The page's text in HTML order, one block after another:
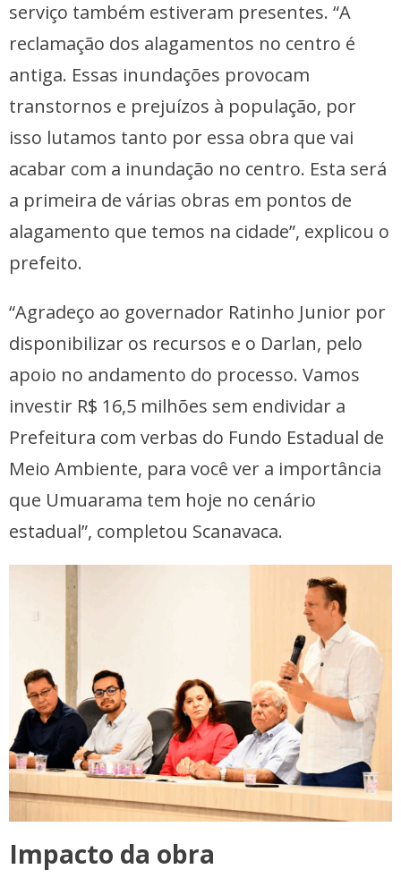
serviço também estiveram presentes. “A
reclamação dos alagamentos no centro é
antiga. Essas inundações provocam
transtornos e prejuízos à população, por
isso lutamos tanto por essa obra que vai
acabar com a inundação no centro. Esta será
a primeira de várias obras em pontos de
alagamento que temos na cidade”, explicou o
prefeito.
“Agradeço ao governador Ratinho Junior por
disponibilizar os recursos e o Darlan, pelo
apoio no andamento do processo. Vamos
investir R$ 16,5 milhões sem endividar a
Prefeitura com verbas do Fundo Estadual de
Meio Ambiente, para você ver a importância
que Umuarama tem hoje no cenário
estadual”, completou Scanavaca.
Impacto da obra